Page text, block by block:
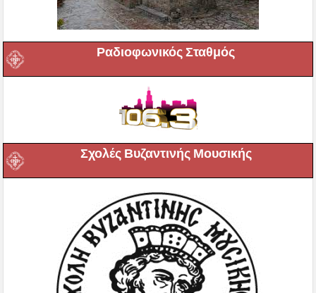
Ραδιοφωνικός Σταθμός
Σχολές Βυζαντινής Μουσικής